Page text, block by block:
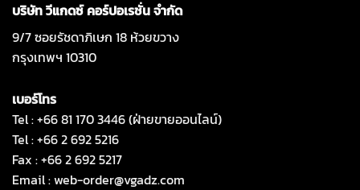
บริษัท วีแกดซ์ คอร์ปอเรชั่น จำกัด
9/7 ซอยรัชดาภิเษก 18 ห้วยขวาง
กรุงเทพฯ 10310
เบอร์โทร
Tel : +66 81 170 3446 (ฝ่ายขายออนไลน์)
Tel : +66 2 692 5216
Fax : +66 2 692 5217
Email :web-order@vgadz.com